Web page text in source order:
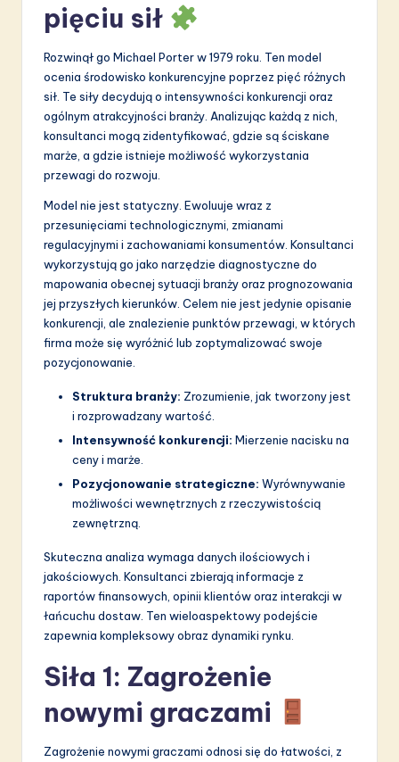
ti
o
pięciu sił
Rozwinął go Michael Porter w 1979 roku. Ten model
ocenia środowisko konkurencyjne poprzez pięć różnych
sił. Te siły decydują o intensywności konkurencji oraz
ogólnym atrakcyjności branży. Analizując każdą z nich,
konsultanci mogą zidentyfikować, gdzie są ściskane
marże, a gdzie istnieje możliwość wykorzystania
przewagi do rozwoju.
Model nie jest statyczny. Ewoluuje wraz z
przesunięciami technologicznymi, zmianami
regulacyjnymi i zachowaniami konsumentów. Konsultanci
wykorzystują go jako narzędzie diagnostyczne do
mapowania obecnej sytuacji branży oraz prognozowania
jej przyszłych kierunków. Celem nie jest jedynie opisanie
konkurencji, ale znalezienie punktów przewagi, w których
firma może się wyróżnić lub zoptymalizować swoje
pozycjonowanie.
Struktura branży: Zrozumienie, jak tworzony jest
i rozprowadzany wartość.
Intensywność konkurencji: Mierzenie nacisku na
ceny i marże.
Pozycjonowanie strategiczne: Wyrównywanie
możliwości wewnętrznych z rzeczywistością
zewnętrzną.
Skuteczna analiza wymaga danych ilościowych i
jakościowych. Konsultanci zbierają informacje z
raportów finansowych, opinii klientów oraz interakcji w
łańcuchu dostaw. Ten wieloaspektowy podejście
zapewnia kompleksowy obraz dynamiki rynku.
Siła 1: Zagrożenie
nowymi graczami
Zagrożenie nowymi graczami odnosi się do łatwości, z